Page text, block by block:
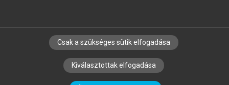
SZERZŐKNEK CÉGEKNEK KÖNYVTÁROSOKNAK
SZERKESZTÉSI ÉS LEKTORÁLÁSI ALAPELVEK
Csak a szükséges sütik elfogadása
Kiválasztottak elfogadása